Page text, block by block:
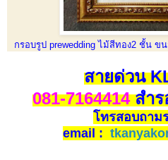
กรอบรูป prewedding ไม้สีทอง2 ชั้น
สายด่วน
081-7164414สำร
โทรสอบถาม
email :